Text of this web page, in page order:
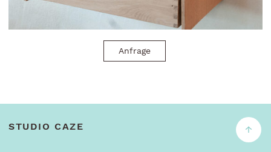
Anfrage
STUDIO CAZE ↑